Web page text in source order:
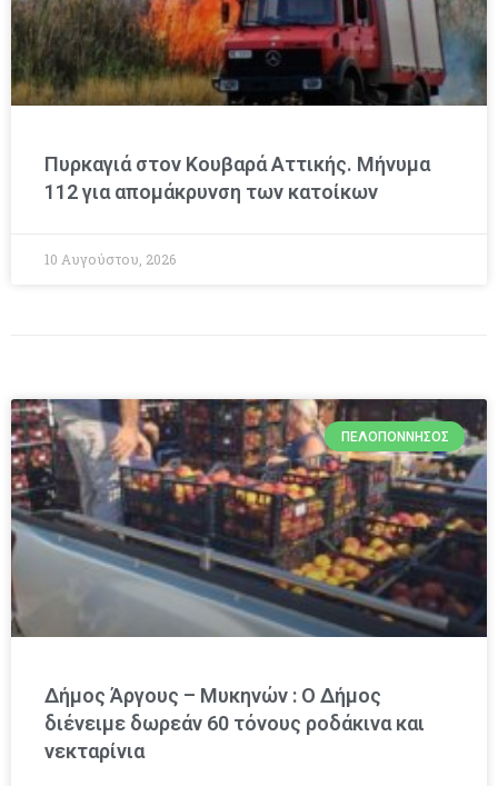
Πυρκαγιά στον Κουβαρά Αττικής. Μήνυμα
112 για απομάκρυνση των κατοίκων
10 Αυγούστου, 2026
ΠΕΛΟΠΌΝΝΗΣΟΣ
Δήμος Άργους – Μυκηνών : O Δήμος
διένειμε δωρεάν 60 τόνους ροδάκινα και
νεκταρίνια